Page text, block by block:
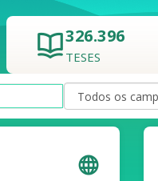
326.396
TESES